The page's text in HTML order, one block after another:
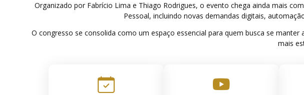
Organizado por Fabrício Lima e Thiago Rodrigues, o evento chega ainda mais
Pessoal, incluindo novas demandas digitais,
O congresso se consolida como um espaço essencial para quem busca se
mais